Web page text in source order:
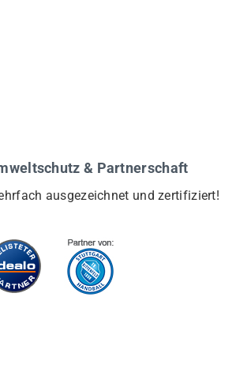
& Partnerschaft
ausgezeichnet und zertifiziert!